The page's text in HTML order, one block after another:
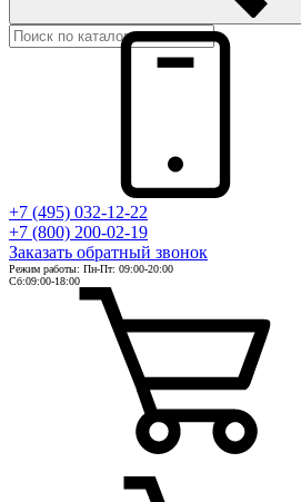
+7 (495) 032-12-22
+7 (800) 200-02-19
Заказать обратный звонок
Режим работы: Пн-Пт: 09:00-20:00
Сб:09:00-18:00